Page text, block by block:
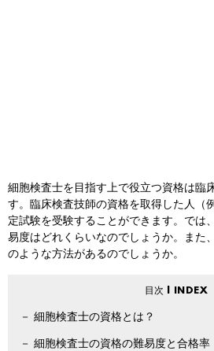
細胞検査士を目指す上で役立つ資格は臨
す。臨床検査技師の資格を取得した人（
定試験を受験することができます。では
易度はどれくらいなのでしょうか。また
のような方法があるのでしょうか。
細胞検査士の資格とは？
細胞検査士の資格の難易度と合格率